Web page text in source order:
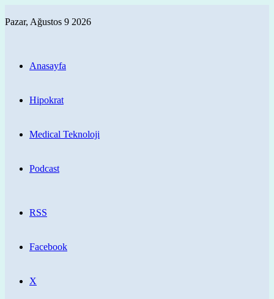
Pazar, Ağustos 9 2026
Anasayfa
Hipokrat
Medical Teknoloji
Podcast
RSS
Facebook
X